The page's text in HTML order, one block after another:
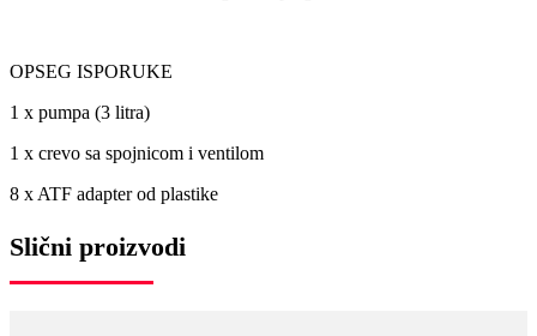
OPSEG ISPORUKE
1 x pumpa (3 litra)
1 x crevo sa spojnicom i ventilom
8 x ATF adapter od plastike
Slični proizvodi